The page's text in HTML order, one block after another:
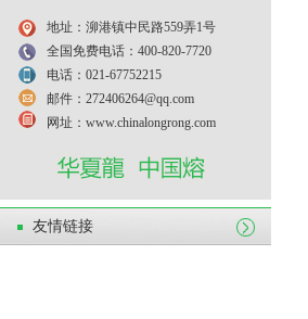
地址：泖港镇中民路559弄1号
全国免费电话：400-820-7720
电话：021-67752215
邮件：272406264@qq.com
网址：www.chinalongrong.com
友情链接